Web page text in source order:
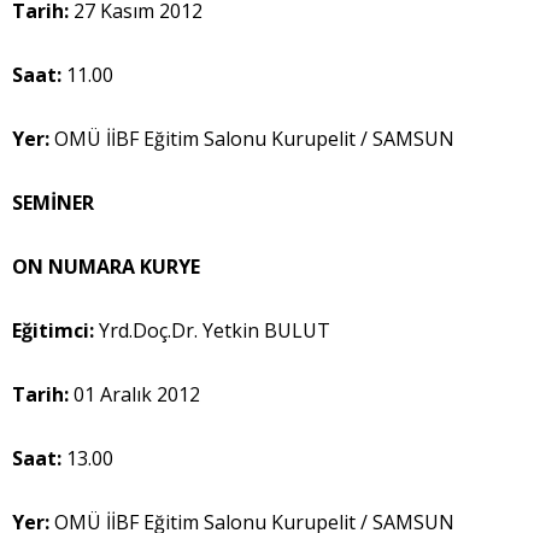
Tarih: 27 Kasım 2012
Saat: 11.00
Yer:OMÜ İİBF Eğitim Salonu Kurupelit / SAMSUN
SEMİNER
ON NUMARA KURYE
Eğitimci:Yrd.Doç.Dr. Yetkin BULUT
Tarih:01 Aralık 2012
Saat: 13.00
Yer:OMÜ İİBF Eğitim Salonu Kurupelit / SAMSUN